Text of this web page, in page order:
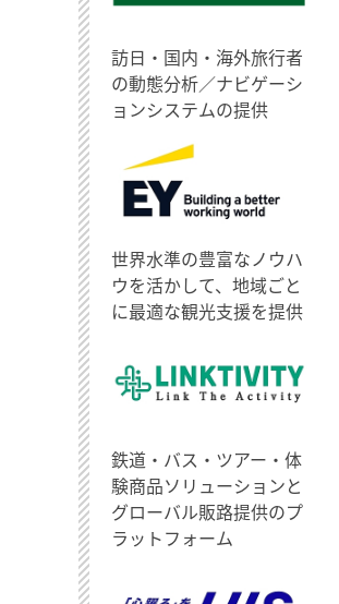
訪日・国内・海外旅行者
の動態分析／ナビゲーシ
ョンシステムの提供
世界水準の豊富なノウハ
ウを活かして、地域ごと
に最適な観光支援を提供
鉄道・バス・ツアー・体
験商品ソリューションと
グローバル販路提供のプ
ラットフォーム